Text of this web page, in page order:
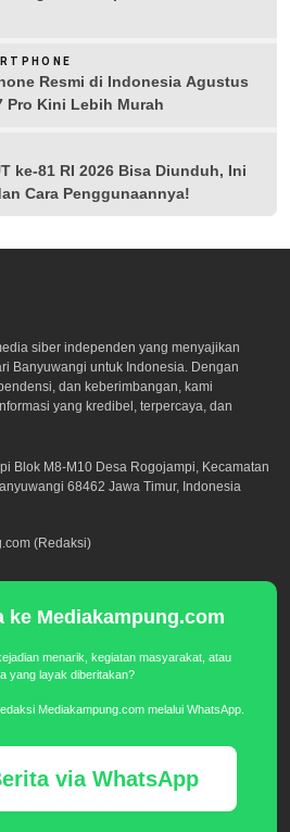
Resmi di Indonesia Agustus
Pro Kini Lebih Murah
ke-81 RI 2026 Bisa Diunduh, Ini
Cara Penggunaannya!
siber independen yang menyajikan
Banyuwangi untuk Indonesia. Dengan
dan keberimbangan, kami
yang kredibel, terpercaya, dan
Blok M8-M10 Desa Rogojampi, Kecamatan
68462 Jawa Timur, Indonesia
(Redaksi)
ke Mediakampung.com
menarik, kegiatan masyarakat, atau
yang layak diberitakan?
Mediakampung.com melalui WhatsApp.
via WhatsApp